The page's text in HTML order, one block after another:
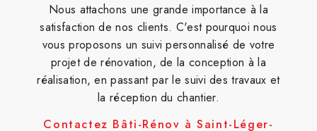
Nous attachons une grande importance à la
satisfaction de nos clients. C'est pourquoi nous
vous proposons un suivi personnalisé de votre
projet de rénovation, de la conception à la
réalisation, en passant par le suivi des travaux et
la réception du chantier.
Contactez Bâti-Rénov à Saint-Léger-